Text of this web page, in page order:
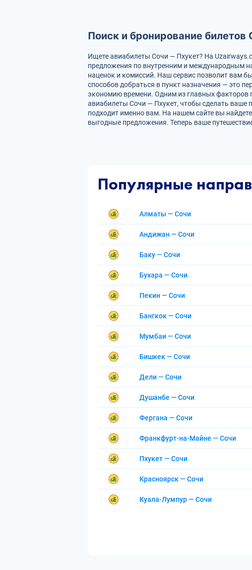
Поиск и бронирование
Ищете авиабилеты Сочи — Пхукет? На
предложения по внутренним и международным
наценок и комиссий. Наш сервис позволит вам
способов добраться в пункт назначения — это
экономию времени. Одним из главных факторов
авиабилеты Сочи — Пхукет, чтобы сделать ваше
подходит именно вам. На нашем сайте вы
выгодные предложения. Теперь ваше
Популярные
Алматы — Сочи
Андижан — Сочи
Баку — Сочи
Бухара — Сочи
Пекин — Сочи
Бангкок — Сочи
Мумбаи — Сочи
Бишкек — Сочи
Дели — Сочи
Душанбе — Сочи
Фергана — Сочи
Франкфурт-на-Майне — Сочи
Пхукет — Сочи
Красноярск — Сочи
Куала-Лумпур — Сочи